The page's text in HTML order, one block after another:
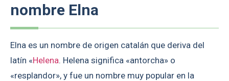
nombre Elna
Elna es un nombre de origen catalán que deriva del
latín «Helena. Helena significa «antorcha» o
«resplandor», y fue un nombre muy popular en la